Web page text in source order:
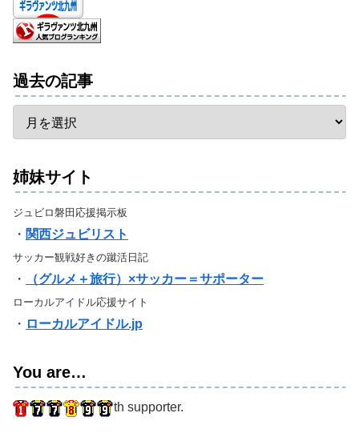
過去の記事
姉妹サイト
ジュビロ磐田応援掲示板
・ 関西ジュビリスト
サッカー観戦好きの蹴活日記
・ （グルメ＋旅行）×サッカー＝サポーター
ローカルアイドル応援サイト
・ ローカルアイドル.jp
You are…
th supporter.